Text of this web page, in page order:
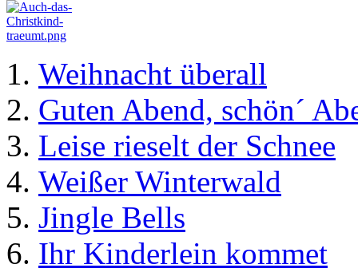
Weihnacht überall
Guten Abend, schön´
Leise rieselt der Schnee
Weißer Winterwald
Jingle Bells
Ihr Kinderlein kommet